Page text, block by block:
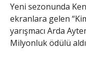
Yeni sezonunda
ekranlara gelen
yarışmacı Arda
Milyonluk ödülü